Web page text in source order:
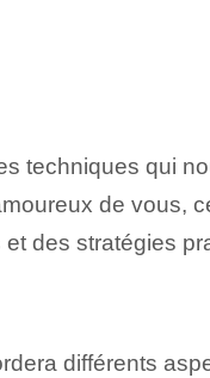
techniques qui
de vous,
des stratégies
différents